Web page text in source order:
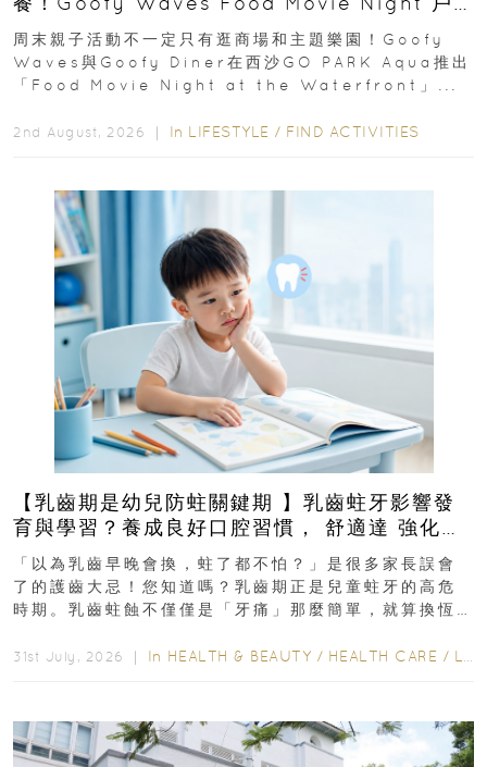
外影院逢週末登場
周末親子活動不一定只有逛商場和主題樂園！Goofy
Waves與Goofy Diner在西沙GO PARK Aqua推出
「Food Movie Night at the Waterfront」...
2nd August, 2026 ｜ In LIFESTYLE / FIND ACTIVITIES
【乳齒期是幼兒防蛀關鍵期 】乳齒蛀牙影響發
育與學習？養成良好口腔習慣， 舒適達 強化琺
瑯質 兒童牙膏防護指南
「以為乳齒早晚會換，蛀了都不怕？」是很多家長誤會
了的護齒大忌！您知道嗎？乳齒期正是兒童蛀牙的高危
時期。乳齒蛀蝕不僅僅是「牙痛」那麼簡單，就算換恆
31st July, 2026 ｜ In HEALTH & BEAUTY / HEALTH CARE / LIFESTYLE